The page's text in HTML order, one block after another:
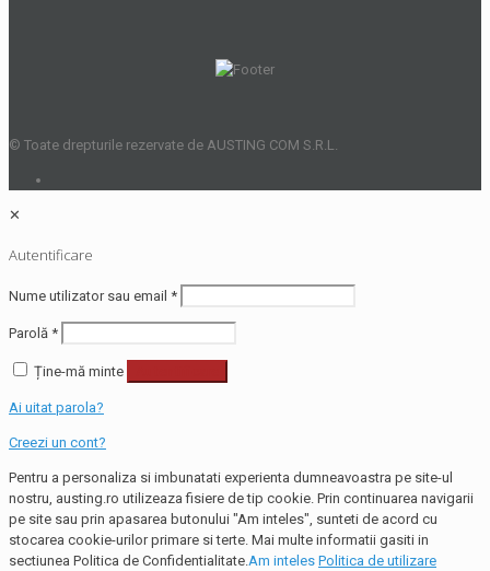
© Toate drepturile rezervate de AUSTING COM S.R.L.
✕
Autentificare
Nume utilizator sau email *
Parolă *
Ține-mă minte
Ai uitat parola?
Creezi un cont?
Pentru a personaliza si imbunatati experienta dumneavoastra pe site-ul
nostru, austing.ro utilizeaza fisiere de tip cookie. Prin continuarea navigarii
pe site sau prin apasarea butonului "Am inteles", sunteti de acord cu
stocarea cookie-urilor primare si terte. Mai multe informatii gasiti in
sectiunea Politica de Confidentialitate. Am inteles Politica de utilizare